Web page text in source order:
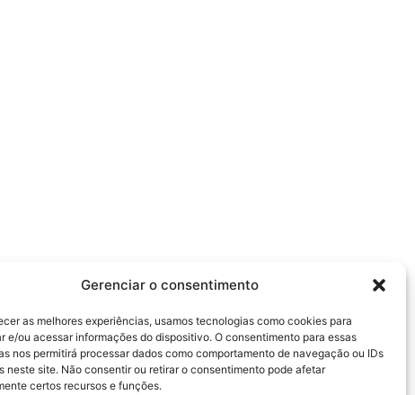
Gerenciar o consentimento
as melhores experiências, usamos tecnologias como cookies para
e/ou acessar informações do dispositivo. O consentimento para essas
nos permitirá processar dados como comportamento de navegação ou IDs
neste site. Não consentir ou retirar o consentimento pode afetar
certos recursos e funções.